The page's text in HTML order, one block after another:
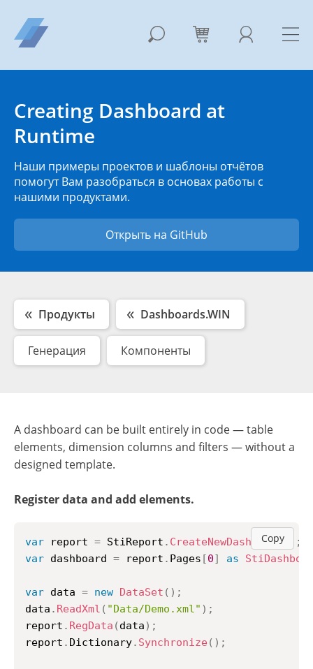
Creating Dashboard at
Runtime
Наши примеры проектов и шаблоны отчётов
помогут Вам разобраться в основах работы с
нашими продуктами.
Открыть на GitHub
Продукты Dashboards.WIN
Генерация Компоненты
A dashboard can be built entirely in code — table
elements, dimension columns and filters — without a
designed template.
Register data and add elements.
Copy
var report = StiReport . CreateNewDashboard(
;
var dashboard = report . Pages [0] as
var data = new DataSet ( ) ;
data . ReadXml ( "Data/Demo.xml" ) ;
report . RegData (data) ;
report . Dictionary. Synchronize ( ) ;